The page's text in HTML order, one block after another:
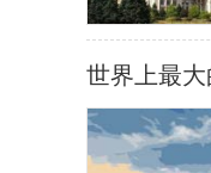
世界上最